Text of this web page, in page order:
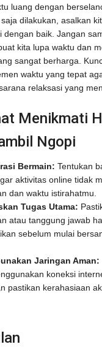
luang dengan
dilakukan, asalkan
dengan baik. Jangan
kita lupa waktu dan
sangat berharga.
waktu yang tepat
relaksasi yang
Menikmati
Ngopi
Bermain: Tentukan
aktivitas online tidak
dan waktu istirahatmu.
Tugas Utama:
atau tanggung jawab
sebelum mulai
Jaringan Aman:
koneksi
pastikan kerahasiaan